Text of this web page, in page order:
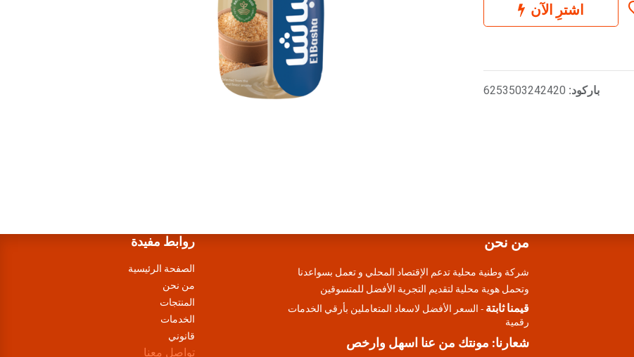
اشترِ الآن
باركود: 6253503242420
روابط مفيدة
الصفحة الرئيسية
من نحن
المنتجات
الخدمات
قانوني
تواصل معنا
من نحن
شركة وطنية محلية تدعم الإقتصاد المحلي و تعمل بسواعدنا
وتحمل هوية محلية لتقديم التجرية الأفضل للمتسوقين
قيمنا ثابتة - السعر الأفضل لاسعاد المتعاملين بأرقي الخدمات
رقمية
شعارنا: مونتك من عنا اسهل وارخص